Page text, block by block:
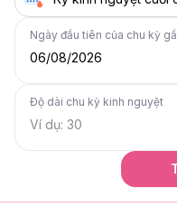
Ngày đầu tiên của chu kỳ
06/08/2026
Độ dài chu kỳ kinh nguyệt